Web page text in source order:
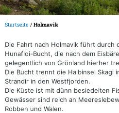
Startseite / Holmavik
Die Fahrt nach Holmavik führt durch
Hunafloi-Bucht, die nach dem
gelegentlich von Grönland hierher
Die Bucht trennt die Halbinsel Skagi
Strandir in den Westfjorden.
Die Küste ist mit dünn besiedelten
Gewässer sind reich an
Robben und Walen.